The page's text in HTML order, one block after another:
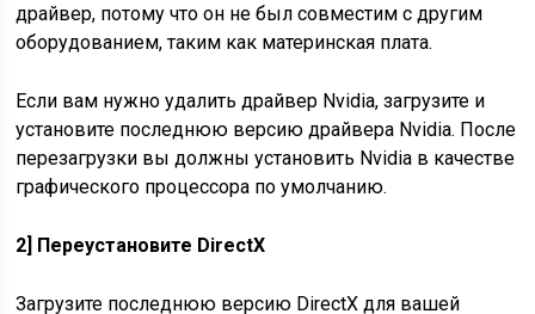
драйвер, потому что он не был совместим с другим
оборудованием, таким как материнская плата.
Если вам нужно удалить драйвер Nvidia, загрузите и
установите последнюю версию драйвера Nvidia. После
перезагрузки вы должны установить Nvidia в качестве
графического процессора по умолчанию.
2] Переустановите DirectX
Загрузите последнюю версию DirectX для вашей